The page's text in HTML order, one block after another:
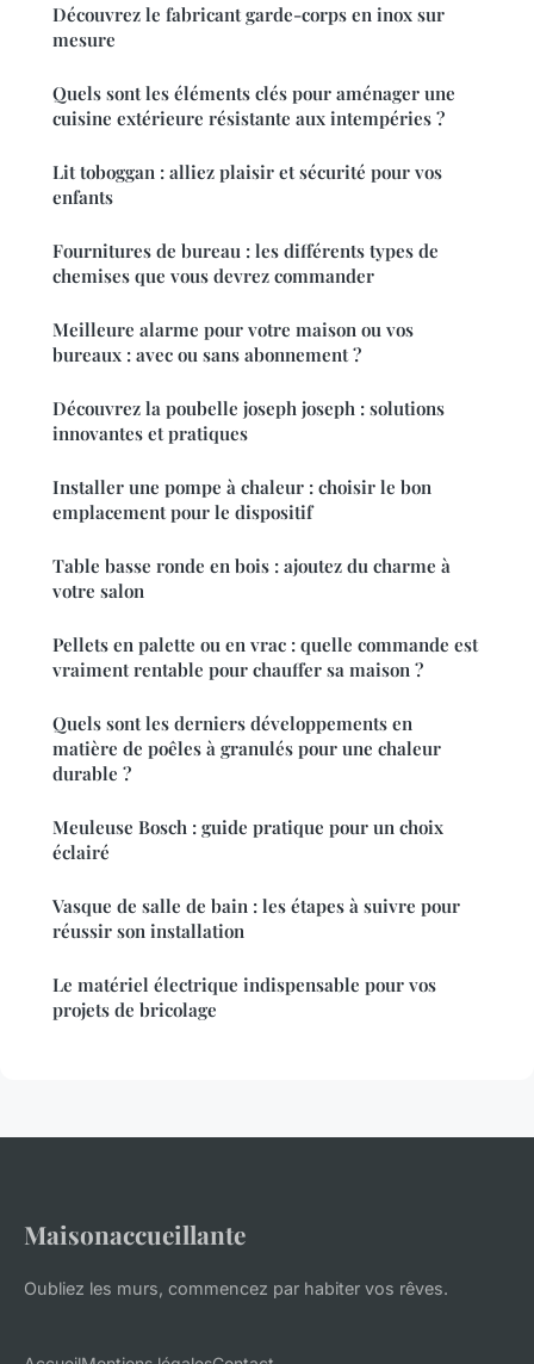
Découvrez le fabricant garde-corps en inox sur
mesure
Quels sont les éléments clés pour aménager une
cuisine extérieure résistante aux intempéries ?
Lit toboggan : alliez plaisir et sécurité pour vos
enfants
Fournitures de bureau : les différents types de
chemises que vous devrez commander
Meilleure alarme pour votre maison ou vos
bureaux : avec ou sans abonnement ?
Découvrez la poubelle joseph joseph : solutions
innovantes et pratiques
Installer une pompe à chaleur : choisir le bon
emplacement pour le dispositif
Table basse ronde en bois : ajoutez du charme à
votre salon
Pellets en palette ou en vrac : quelle commande est
vraiment rentable pour chauffer sa maison ?
Quels sont les derniers développements en
matière de poêles à granulés pour une chaleur
durable ?
Meuleuse Bosch : guide pratique pour un choix
éclairé
Vasque de salle de bain : les étapes à suivre pour
réussir son installation
Le matériel électrique indispensable pour vos
projets de bricolage
Maisonaccueillante
Oubliez les murs, commencez par habiter vos rêves.